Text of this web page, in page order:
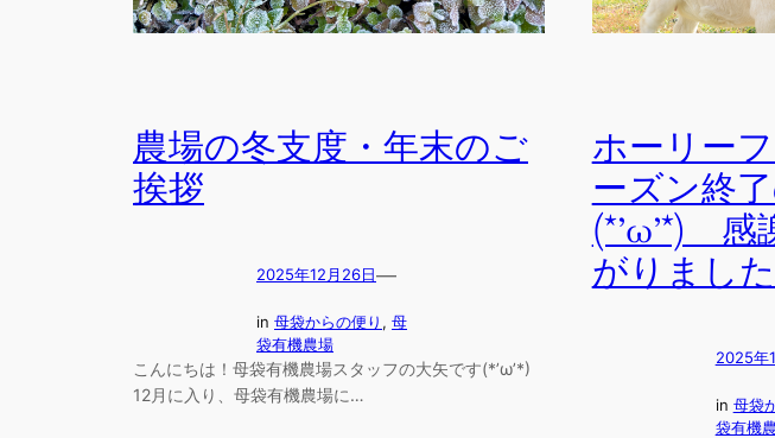
農場の冬支度・年末のご
挨拶
2025年12月26日 —
in 母袋からの便り , 母
袋有機農場
こんにちは！母袋有機農場スタッフの大矢です(*’ω’*)
12月に入り、母袋有機農場に…
ホーリー
ーズン終
(*’ω’*) 感
がりまし
2025年
in 母袋
袋有機